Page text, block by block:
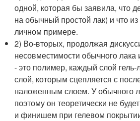
одной, которая бы заявила, что
на обычный простой лак) и что
личном примере.
2) Во-вторых, продолжая
несовместимости обычного лака
- это полимер, каждый слой гель-
слой, которым сцепляется с
наложенным слоем. У обычного
поэтому он теоретически не
и финишем при гелевом